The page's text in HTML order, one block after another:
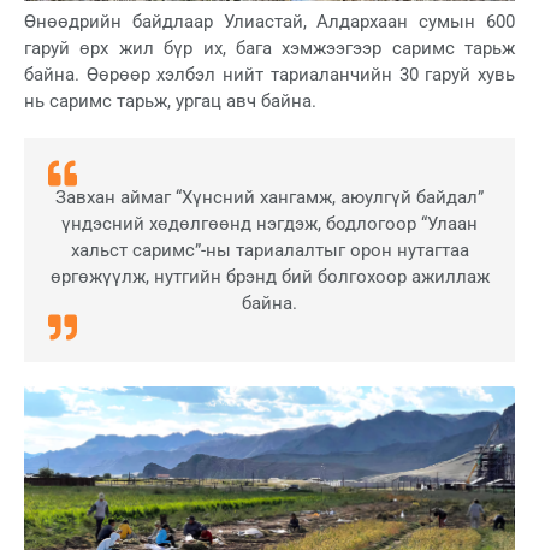
Өнөөдрийн байдлаар Улиастай, Алдархаан сумын 600
гаруй өрх жил бүр их, бага хэмжээгээр саримс тарьж
байна. Өөрөөр хэлбэл нийт тариаланчийн 30 гаруй хувь
нь саримс тарьж, ургац авч байна.
Завхан аймаг “Хүнсний хангамж, аюулгүй байдал”
үндэсний хөдөлгөөнд нэгдэж, бодлогоор “Улаан
хальст саримс”-ны тариалалтыг орон нутагтаа
өргөжүүлж, нутгийн брэнд бий болгохоор ажиллаж
байна.